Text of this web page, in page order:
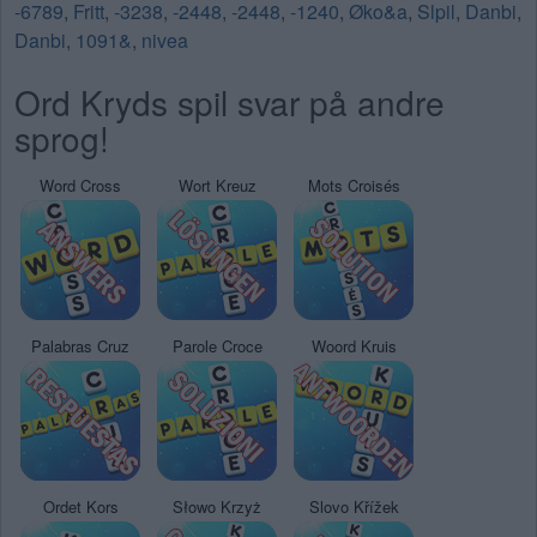
-6789, Fritt, -3238, -2448, -2448, -1240, Øko&a, Slpil, Danbi,
Danbi, 1091&, nivea
Ord Kryds spil svar på andre
sprog!
Word Cross Wort Kreuz Mots Croisés
Palabras Cruz Parole Croce Woord Kruis
Ordet Kors Słowo Krzyż Slovo Křížek